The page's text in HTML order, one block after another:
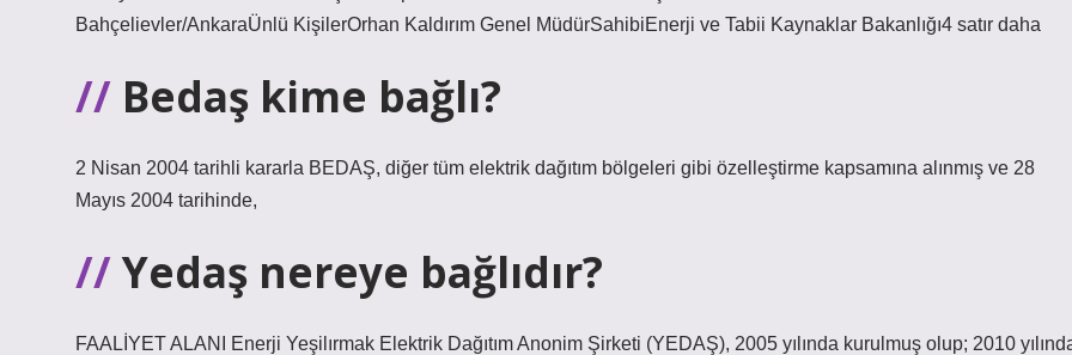
Bahçelievler/AnkaraÜnlü KişilerOrhan Kaldırım Genel MüdürSahibiEnerji ve Tabii Kaynaklar Bakanlığı4 satır daha
Bedaş kime bağlı?
2 Nisan 2004 tarihli kararla BEDAŞ, diğer tüm elektrik dağıtım bölgeleri gibi özelleştirme kapsamına alınmış ve 28
Mayıs 2004 tarihinde,
Yedaş nereye bağlıdır?
FAALİYET ALANI Enerji Yeşilırmak Elektrik Dağıtım Anonim Şirketi (YEDAŞ), 2005 yılında kurulmuş olup; 2010